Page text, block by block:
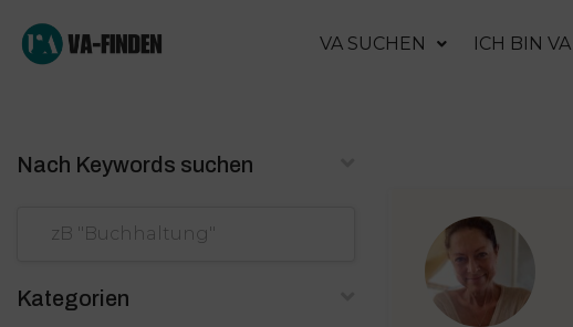
VA SUCHEN ICH BIN VA
Nach Keywords suchen
Kategorien